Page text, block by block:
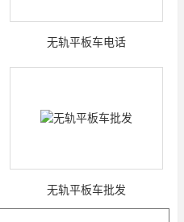
无轨平板车电话
无轨平板车批发